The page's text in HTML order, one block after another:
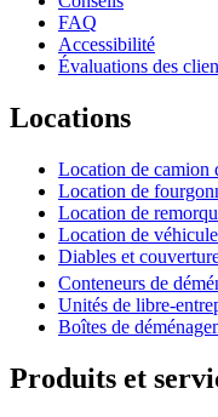
FAQ
Accessibilité
Évaluations des
Locations
Location de camion
Location de
Location de
Location de
Diables et
Conteneurs de
Unités de libre-
Boîtes de
Produits et